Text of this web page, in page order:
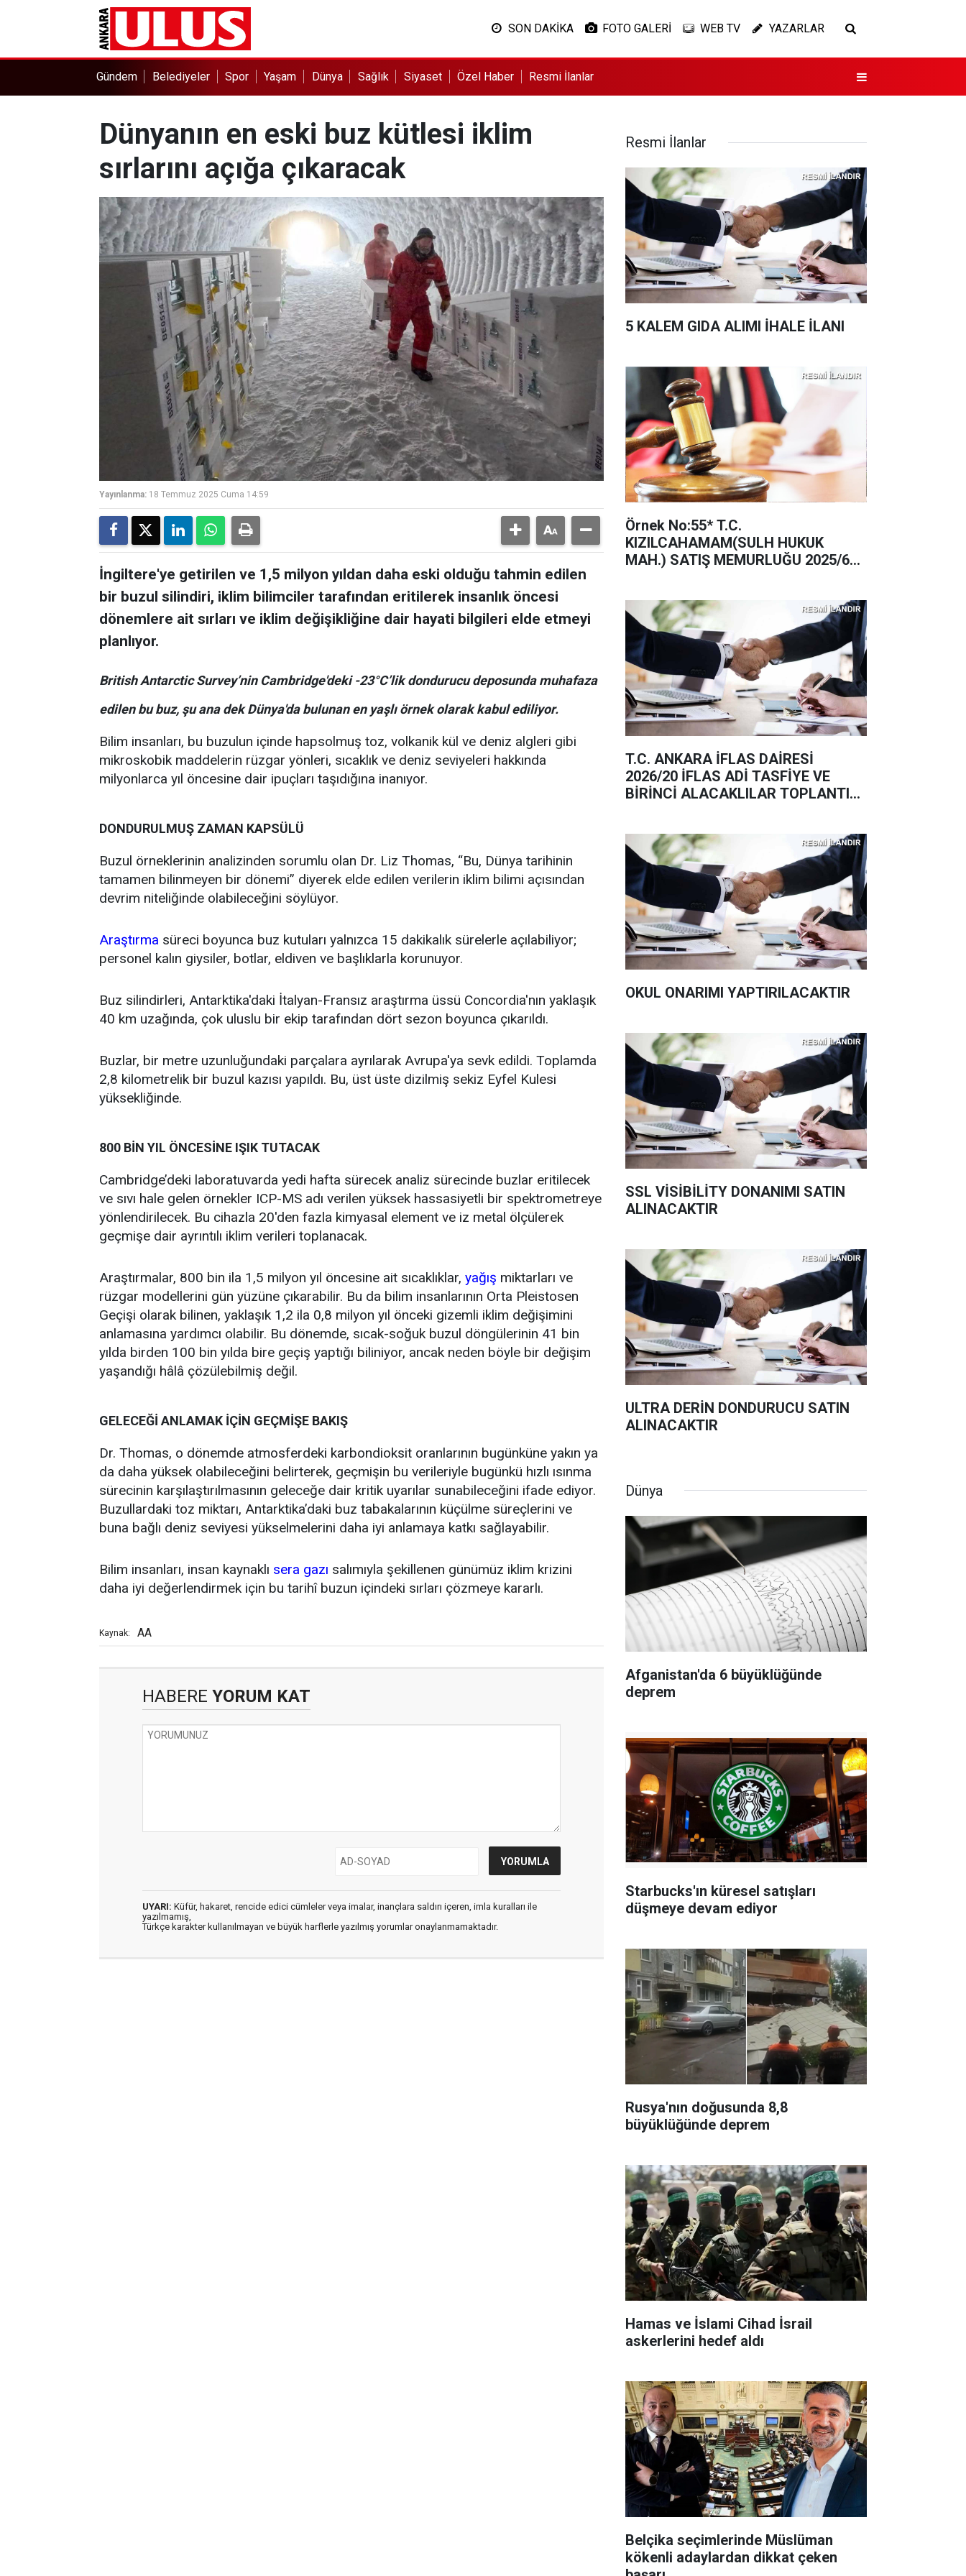
SON DAKİKA FOTO GALERİ WEB TV YAZARLAR
Gündem Belediyeler Spor Yaşam Dünya Sağlık Siyaset Özel Haber Resmi İlanlar
Dünyanın en eski buz kütlesi iklim
sırlarını açığa çıkaracak
Yayınlanma: 18 Temmuz 2025 Cuma 14:59
İngiltere'ye getirilen ve 1,5 milyon yıldan daha eski olduğu tahmin edilen
bir buzul silindiri, iklim bilimciler tarafından eritilerek insanlık öncesi
dönemlere ait sırları ve iklim değişikliğine dair hayati bilgileri elde etmeyi
planlıyor.
British Antarctic Survey’nin Cambridge'deki -23°C’lik dondurucu deposunda muhafaza
edilen bu buz, şu ana dek Dünya'da bulunan en yaşlı örnek olarak kabul ediliyor.
Bilim insanları, bu buzulun içinde hapsolmuş toz, volkanik kül ve deniz algleri gibi
mikroskobik maddelerin rüzgar yönleri, sıcaklık ve deniz seviyeleri hakkında
milyonlarca yıl öncesine dair ipuçları taşıdığına inanıyor.
DONDURULMUŞ ZAMAN KAPSÜLÜ
Buzul örneklerinin analizinden sorumlu olan Dr. Liz Thomas, “Bu, Dünya tarihinin
tamamen bilinmeyen bir dönemi” diyerek elde edilen verilerin iklim bilimi açısından
devrim niteliğinde olabileceğini söylüyor.
Araştırma süreci boyunca buz kutuları yalnızca 15 dakikalık sürelerle açılabiliyor;
personel kalın giysiler, botlar, eldiven ve başlıklarla korunuyor.
Buz silindirleri, Antarktika'daki İtalyan-Fransız araştırma üssü Concordia'nın yaklaşık
40 km uzağında, çok uluslu bir ekip tarafından dört sezon boyunca çıkarıldı.
Buzlar, bir metre uzunluğundaki parçalara ayrılarak Avrupa'ya sevk edildi. Toplamda
2,8 kilometrelik bir buzul kazısı yapıldı. Bu, üst üste dizilmiş sekiz Eyfel Kulesi
yüksekliğinde.
800 BİN YIL ÖNCESİNE IŞIK TUTACAK
Cambridge’deki laboratuvarda yedi hafta sürecek analiz sürecinde buzlar eritilecek
ve sıvı hale gelen örnekler ICP-MS adı verilen yüksek hassasiyetli bir spektrometreye
yönlendirilecek. Bu cihazla 20'den fazla kimyasal element ve iz metal ölçülerek
geçmişe dair ayrıntılı iklim verileri toplanacak.
Araştırmalar, 800 bin ila 1,5 milyon yıl öncesine ait sıcaklıklar, yağış miktarları ve
rüzgar modellerini gün yüzüne çıkarabilir. Bu da bilim insanlarının Orta Pleistosen
Geçişi olarak bilinen, yaklaşık 1,2 ila 0,8 milyon yıl önceki gizemli iklim değişimini
anlamasına yardımcı olabilir. Bu dönemde, sıcak-soğuk buzul döngülerinin 41 bin
yılda birden 100 bin yılda bire geçiş yaptığı biliniyor, ancak neden böyle bir değişim
yaşandığı hâlâ çözülebilmiş değil.
GELECEĞİ ANLAMAK İÇİN GEÇMİŞE BAKIŞ
Dr. Thomas, o dönemde atmosferdeki karbondioksit oranlarının bugünküne yakın ya
da daha yüksek olabileceğini belirterek, geçmişin bu verileriyle bugünkü hızlı ısınma
sürecinin karşılaştırılmasının geleceğe dair kritik uyarılar sunabileceğini ifade ediyor.
Buzullardaki toz miktarı, Antarktika’daki buz tabakalarının küçülme süreçlerini ve
buna bağlı deniz seviyesi yükselmelerini daha iyi anlamaya katkı sağlayabilir.
Bilim insanları, insan kaynaklı sera gazı salımıyla şekillenen günümüz iklim krizini
daha iyi değerlendirmek için bu tarihî buzun içindeki sırları çözmeye kararlı.
Kaynak: AA
HABERE YORUM KAT
UYARI: Küfür, hakaret, rencide edici cümleler veya imalar, inançlara saldırı içeren, imla kuralları ile
yazılmamış,
Türkçe karakter kullanılmayan ve büyük harflerle yazılmış yorumlar onaylanmamaktadır.
Resmi İlanlar
5 KALEM GIDA ALIMI İHALE İLANI
Örnek No:55* T.C.
KIZILCAHAMAM(SULH HUKUK
MAH.) SATIŞ MEMURLUĞU 2025/62
T.C. ANKARA İFLAS DAİRESİ
2026/20 İFLAS ADİ TASFİYE VE
BİRİNCİ ALACAKLILAR TOPLANTISI
OKUL ONARIMI YAPTIRILACAKTIR
SSL VİSİBİLİTY DONANIMI SATIN
ALINACAKTIR
ULTRA DERİN DONDURUCU SATIN
ALINACAKTIR
Dünya
Afganistan'da 6 büyüklüğünde
deprem
Starbucks'ın küresel satışları
düşmeye devam ediyor
Rusya'nın doğusunda 8,8
büyüklüğünde deprem
Hamas ve İslami Cihad İsrail
askerlerini hedef aldı
Belçika seçimlerinde Müslüman
kökenli adaylardan dikkat çeken